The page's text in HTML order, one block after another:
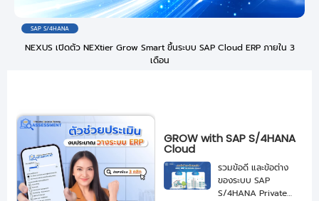
SAP S/4HANA
NEXUS เปิดตัว NEXtier Grow Smart ขึ้นระบบ SAP Cloud ERP ภายใน 3
เดือน
GROW with SAP S/4HANA
Cloud
รวมข้อดี และข้อต่าง
ของระบบ SAP
S/4HANA Private